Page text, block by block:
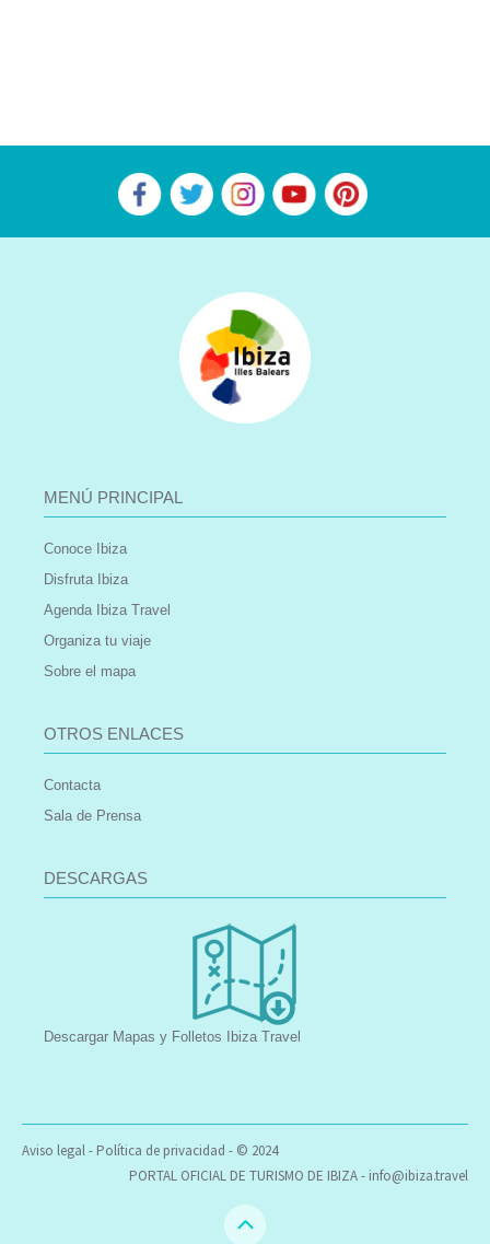
MENÚ PRINCIPAL
Conoce Ibiza
Disfruta Ibiza
Agenda Ibiza Travel
Organiza tu viaje
Sobre el mapa
OTROS ENLACES
Contacta
Sala de Prensa
DESCARGAS
Descargar Mapas y Folletos Ibiza Travel
Aviso legal- Política de privacidad - © 2024
PORTAL OFICIAL DE TURISMO DE IBIZA - info@ibiza.travel